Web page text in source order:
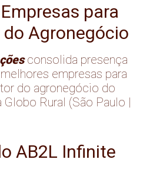
para
Agronegócio
consolida presença
empresas para
do agronegócio do
Globo Rural (São Paulo |
AB2L Infinite